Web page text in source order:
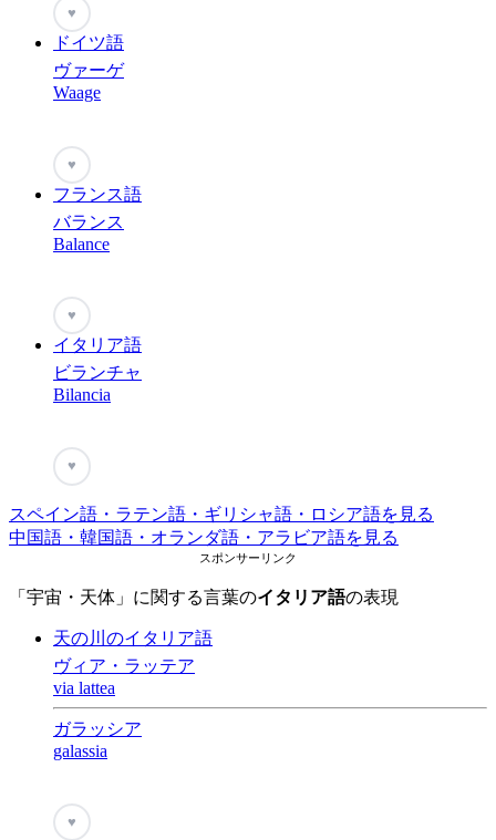
♥
ドイツ語
ヴァーゲ
Waage
♥
フランス語
バランス
Balance
♥
イタリア語
ビランチャ
Bilancia
♥
スペイン語・ラテン語・ギリシャ語・ロシア語を見る
中国語・韓国語・オランダ語・アラビア語を見る
スポンサーリンク
「宇宙・天体」に関する言葉のイタリア語の表現
天の川のイタリア語
ヴィア・ラッテア
via lattea
ガラッシア
galassia
♥